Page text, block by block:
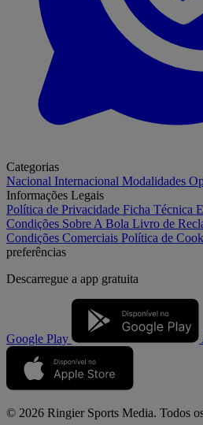
Categorias
Nacional Internacional Modalidades
Informações Legais
Política de Privacidade Ficha Técnica
Condições Sobre A Bola Livro de
Condições Comerciais Política de
preferências
Descarregue a app gratuita
Google Play
© 2026 Ringier Sports Media. Todos